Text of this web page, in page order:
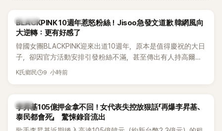
K-POP
BLACKPINK 10週年惹怒粉絲！Jisoo急發文道歉 韓網風向
大逆轉：更有好感了
韓國女團BLACKPINK迎來出道10週年，原本是值得慶祝的大日
子，卻因官方活動安排引發粉絲不滿，甚至傳出有人持高爾夫
球桿到YG娛樂大樓鬧事。Jisoo今（8日）也親自發文向BLINK
K氏鄉民 9 小時前
韓星
李昇基105億押金拿不回！女代表失控放狠話「再爆李昇基、
泰民都會死」 驚悚錄音流出